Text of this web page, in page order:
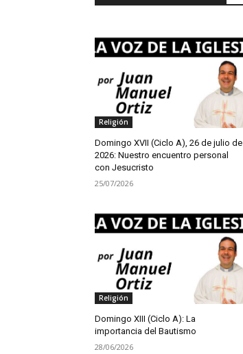
Religión
Domingo XVII (Ciclo A), 26 de julio de
2026: Nuestro encuentro personal
con Jesucristo
25/07/2026
Religión
Domingo XIII (Ciclo A): La
importancia del Bautismo
28/06/2026